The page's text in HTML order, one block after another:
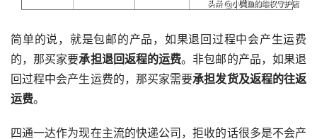
简单的说，就是包邮的产品，如果退回过程中会产生运费
的，那买家要承担退回返程的运费。非包邮的产品，如果退
回过程中会产生运费的，那买家需要承担发货及返程的往返
运费。
四通一达作为现在主流的快递公司，拒收的话很多是不会产